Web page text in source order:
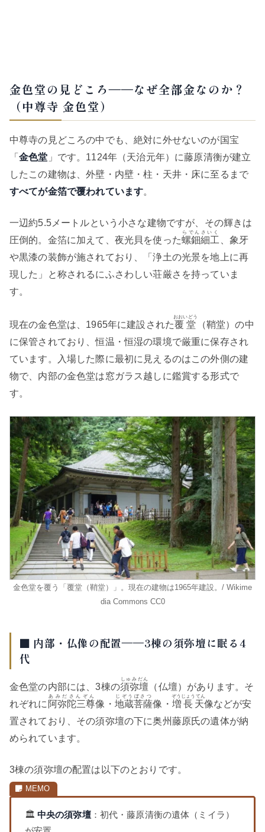
金色堂の見どころ——なぜ全部金なのか？
（中尊寺 金色堂）
中尊寺の見どころの中でも、絶対に外せないのが国宝
「金色堂 」です。1124年（天治元年）に藤原清衡が建立
したこの建物は、外壁・内壁・柱・天井・床に至るまで
すべてが金箔で覆われています。
一辺約5.5メートルという小さな建物ですが、その輝きは
圧倒的。金箔に加えて、夜光貝を使った螺鈿細工
らでんさいく
、象牙
や黒漆の装飾が施されており、「浄土の光景を地上に再
現した」と称されるにふさわしい荘厳さを持っていま
す。
現在の金色堂は、1965年に建設された覆堂
おおいどう
（鞘堂）の中
に保管されており、恒温・恒湿の環境で厳重に保存され
ています。入場した際に最初に見えるのはこの外側の建
物で、内部の金色堂は窓ガラス越しに鑑賞する形式で
す。
金色堂を覆う「覆堂（鞘堂）」。現在の建物は1965年建設。/ Wikime
dia Commons CC0
■ 内部・仏像の配置——3棟の須弥壇に眠る4
代
金色堂の内部には、3棟の須弥壇
しゅみだん
（仏壇）があります。そ
れぞれに 阿弥陀三尊
あみださんぞん
像・ 地蔵菩薩
じぞうぼさつ
像・ 増長天
ぞうじょうてん
像などが安
置されており、その須弥壇の下に奥州藤原氏の遺体が納
められています。
3棟の須弥壇の配置は以下のとおりです。
🏛️ 中央の須弥壇：初代・藤原清衡の遺体（ミイラ）